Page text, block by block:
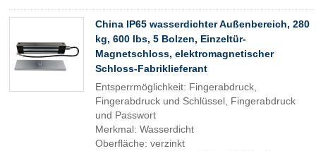
China IP65 wasserdichter Außenbereich, 280
kg, 600 lbs, 5 Bolzen, Einzeltür-
Magnetschloss, elektromagnetischer
Schloss-Fabriklieferant
Entsperrmöglichkeit: Fingerabdruck,
Fingerabdruck und Schlüssel, Fingerabdruck
und Passwort
Merkmal: Wasserdicht
Oberfläche: verzinkt